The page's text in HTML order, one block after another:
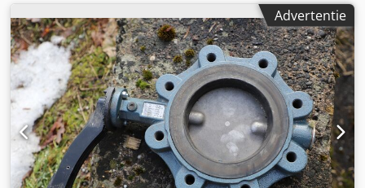
Advertentie